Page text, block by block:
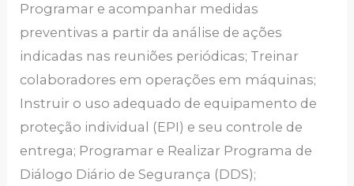
Programar e acompanhar medidas
preventivas a partir da análise de ações
indicadas nas reuniões periódicas; Treinar
colaboradores em operações em máquinas;
Instruir o uso adequado de equipamento de
proteção individual (EPI) e seu controle de
entrega; Programar e Realizar Programa de
Diálogo Diário de Segurança (DDS);